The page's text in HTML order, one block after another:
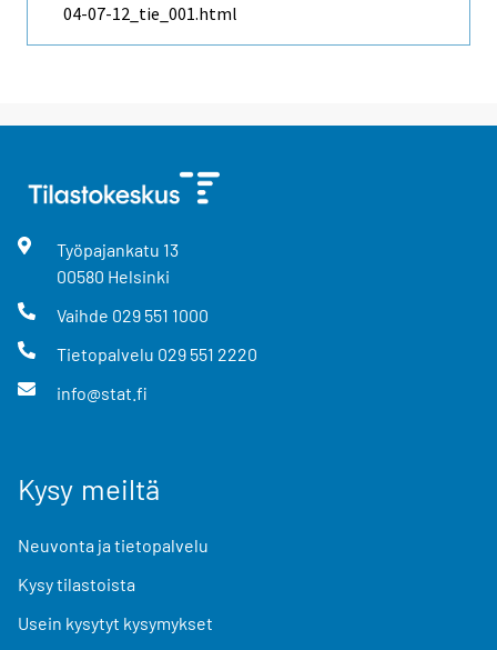
04-07-12_tie_001.html
Työpajankatu 13
00580 Helsinki
Vaihde 029 551 1000
Tietopalvelu 029 551 2220
info@stat.fi
Kysy meiltä
Neuvonta ja tietopalvelu
Kysy tilastoista
Usein kysytyt kysymykset